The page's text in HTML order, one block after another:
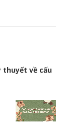
thuyết về cấu